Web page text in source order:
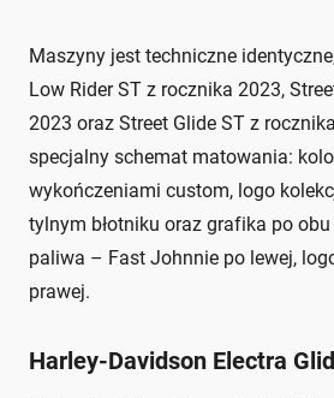
Maszyny jest techniczne
Low Rider ST z rocznika 2023,
2023 oraz Street Glide ST z
specjalny schemat matowania:
wykończeniami custom, logo
tylnym błotniku oraz grafika po
paliwa – Fast Johnnie po lewej,
prawej.
Harley-Davidson Electra